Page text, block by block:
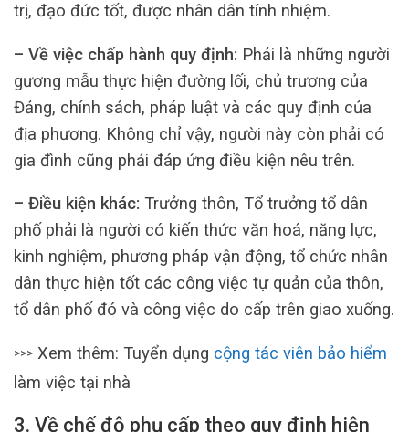
trị, đạo đức tốt, được nhân dân tính nhiệm.
– Về việc chấp hành quy định: Phải là những người
gương mẫu thực hiện đường lối, chủ trương của
Đảng, chính sách, pháp luật và các quy định của
địa phương. Không chỉ vậy, người này còn phải có
gia đình cũng phải đáp ứng điều kiện nêu trên.
– Điều kiện khác: Trưởng thôn, Tổ trưởng tổ dân
phố phải là người có kiến thức văn hoá, năng lực,
kinh nghiệm, phương pháp vận động, tổ chức nhân
dân thực hiện tốt các công việc tự quản của thôn,
tổ dân phố đó và công việc do cấp trên giao xuống.
>>> Xem thêm: Tuyển dụng cộng tác viên bảo hiểm
làm việc tại nhà
3. Về chế độ phụ cấp theo quy định hiện